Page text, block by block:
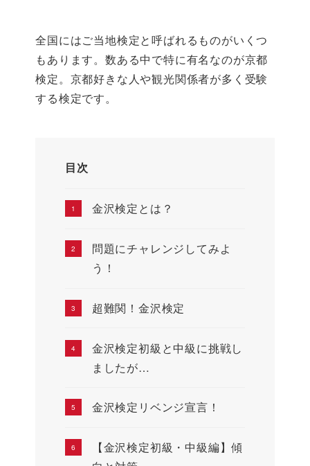
全国にはご当地検定と呼ばれるものがいくつ
もあります。数ある中で特に有名なのが京都
検定。京都好きな人や観光関係者が多く受験
する検定です。
目次
金沢検定とは？
問題にチャレンジしてみよ
う！
超難関！金沢検定
金沢検定初級と中級に挑戦し
ましたが…
金沢検定リベンジ宣言！
【金沢検定初級・中級編】傾